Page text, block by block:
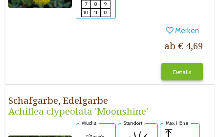
7
8
9
10
11 12
Merken
ab € 4,69
Details
Schafgarbe, Edelgarbe
Achillea clypeolata 'Moonshine'
Wuchs Standort Max. Höhe